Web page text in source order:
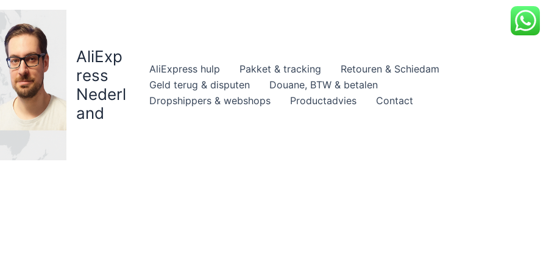
AliExp
ress
Nederl
and
AliExpress hulp Pakket & tracking
Retouren & Schiedam
Geld terug & disputen
Douane, BTW & betalen
Dropshippers & webshops
Productadvies Contact